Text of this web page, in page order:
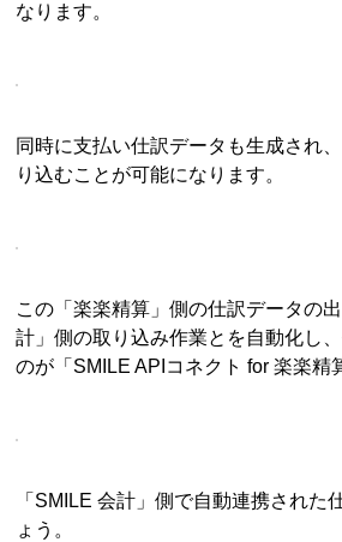
なります。
同時に支払い仕訳データも生成され
り込むことが可能になります。
この「楽楽精算」側の仕訳データの
計」側の取り込み作業とを自動化し
のが「SMILE APIコネクト for 楽楽精
「SMILE 会計」側で自動連携された
ょう。